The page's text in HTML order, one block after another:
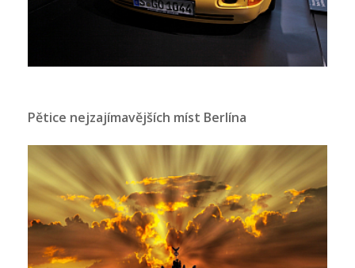
Pětice nejzajímavějších míst Berlína